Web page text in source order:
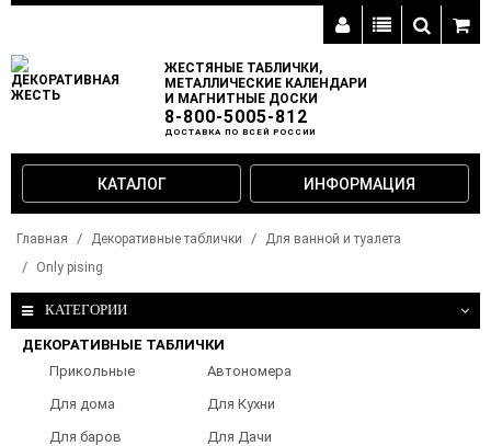
ЖЕСТЯНЫЕ ТАБЛИЧКИ,
МЕТАЛЛИЧЕСКИЕ КАЛЕНДАРИ
И МАГНИТНЫЕ ДОСКИ
8-800-5005-812
ДОСТАВКА ПО ВСЕЙ РОССИИ
КАТАЛОГ ИНФОРМАЦИЯ
Главная Декоративные таблички
Для ванной и туалета
Only pising
КАТЕГОРИИ
ДЕКОРАТИВНЫЕ ТАБЛИЧКИ
Прикольные
Автономера
Для дома
Для Кухни
Для баров
Для Дачи